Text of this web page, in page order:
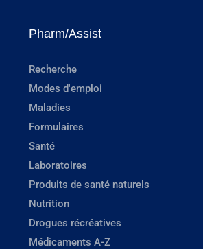
Pharm/Assist
Recherche
Modes d'emploi
Maladies
Formulaires
Santé
Laboratoires
Produits de santé naturels
Nutrition
Drogues récréatives
Médicaments A-Z